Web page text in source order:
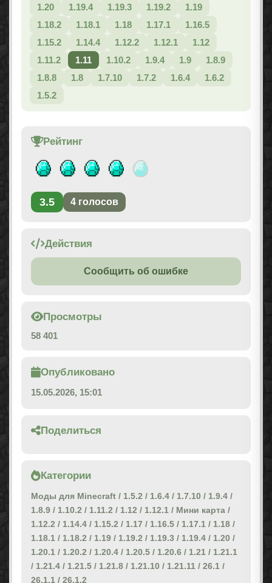
1.20
1.19.4 1.19.3 1.19.2
1.19
1.18.2
1.18.1 1.18 1.17.1
1.16.5
1.15.2
1.14.4 1.12.2 1.12.1
1.12
1.11.2
1.11 1.10.2 1.9.4 1.9
1.8.9
1.8.8
1.8 1.7.10 1.7.2 1.6.4
1.6.2
1.5.2
Рейтинг
3.5 4 голосов
Действия
Сообщить об ошибке
Просмотры
58 401
Опубликовано
15.05.2026, 15:01
Поделиться
Категории
Моды для Minecraft / 1.5.2 / 1.6.4 / 1.7.10 / 1.9.4 /
1.8.9 / 1.10.2 / 1.11.2 / 1.12 / 1.12.1 / Мини карта /
1.12.2 / 1.14.4 / 1.15.2 / 1.17 / 1.16.5 / 1.17.1 / 1.18 /
1.18.1 / 1.18.2 / 1.19 / 1.19.2 / 1.19.3 / 1.19.4 / 1.20 /
1.20.1 / 1.20.2 / 1.20.4 / 1.20.5 / 1.20.6 / 1.21 / 1.21.1
/ 1.21.4 / 1.21.5 / 1.21.8 / 1.21.10 / 1.21.11 / 26.1 /
26.1.1 / 26.1.2